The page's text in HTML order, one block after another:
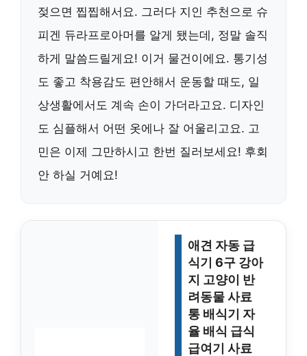
젖으면 찝찝해서요. 그러다 지인 추천으로 슈
피겐 듀라프로아머를 알게 됐는데, 정말 솔직
하게 말씀드릴게요! 이거 물건이에요. 통기성
도 좋고 착용감도 편안해서 운동할 때도, 일
상생활에서도 계속 손이 가더라고요. 디자인
도 심플해서 어떤 옷에나 잘 어울리고요. 고
민은 이제 그만하시고 한번 질러보세요! 후회
안 하실 거예요!
애견 자동 급
식기 6구 강아
지 고양이 반
려동물 사료
통 배식기 자
율 배식 급식
급여기 사료